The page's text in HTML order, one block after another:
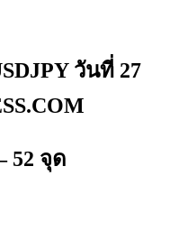
วันที่ 27
52 จุด